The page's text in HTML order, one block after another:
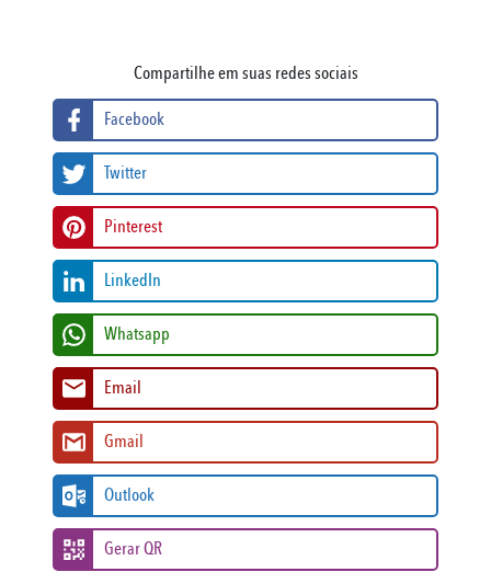
Compartilhe em suas redes sociais
Facebook
Twitter
Pinterest
LinkedIn
Whatsapp
Email
Gmail
Outlook
Gerar QR